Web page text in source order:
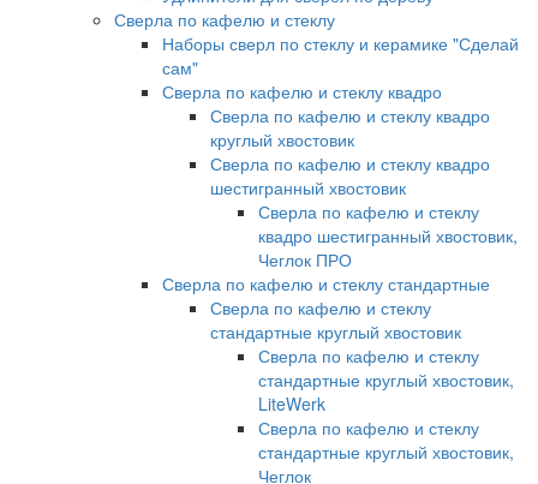
Сверла по кафелю и стеклу
Наборы сверл по стеклу и керамике "Сделай
сам"
Сверла по кафелю и стеклу квадро
Сверла по кафелю и стеклу квадро
круглый хвостовик
Сверла по кафелю и стеклу квадро
шестигранный хвостовик
Сверла по кафелю и стеклу
квадро шестигранный хвостовик,
Чеглок ПРО
Сверла по кафелю и стеклу стандартные
Сверла по кафелю и стеклу
стандартные круглый хвостовик
Сверла по кафелю и стеклу
стандартные круглый хвостовик,
LiteWerk
Сверла по кафелю и стеклу
стандартные круглый хвостовик,
Чеглок